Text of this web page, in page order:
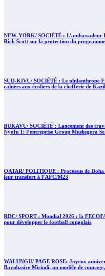
NEW-YORK/ SOCIÉTÉ : L’ambassadeur
Rick Scott sur la protection du
SUD-KIVU/ SOCIÉTÉ : Le philanthrope
cahiers aux écoliers de la chefferie de
BUKAVU/ SOCIÉTÉ : Lancement des
Nyofu 1: l’entreprise Group Mushegera
QATAR/ POLITIQUE : Processus de
leur transfert à l’AFC/M23
RDC/ SPORT : Mondial 2026 : la
pour développer le football congolais
WALUNGU/ PAGE ROSE: Joyeux
Bayubasire Mirindi, un modèle de